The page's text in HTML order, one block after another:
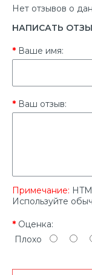
Нет отзывов о
НАПИСАТЬ
Ваше имя:
Ваш отзыв:
Примечание:
Используйте
Оценка:
Плохо